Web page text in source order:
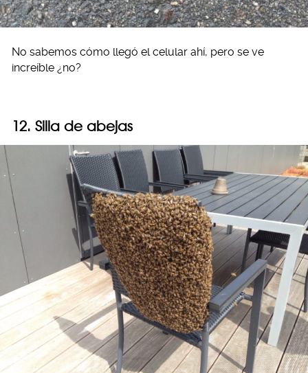
No sabemos cómo llegó el celular ahí, pero se ve
increíble ¿no?
12. Silla de abejas